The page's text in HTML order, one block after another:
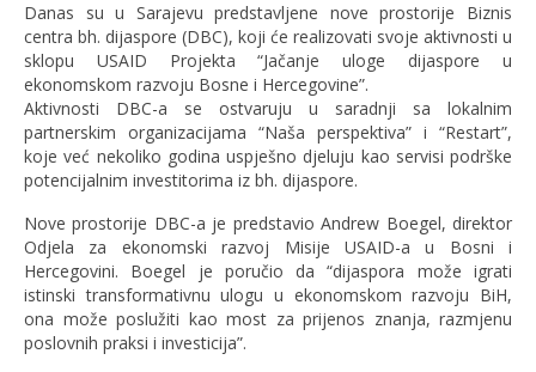
Danas su u Sarajevu predstavljene nove prostorije Biznis
centra bh. dijaspore (DBC), koji će realizovati svoje aktivnosti u
sklopu USAID Projekta “Jačanje uloge dijaspore u
ekonomskom razvoju Bosne i Hercegovine”.
Aktivnosti DBC-a se ostvaruju u saradnji sa lokalnim
partnerskim organizacijama “Naša perspektiva” i “Restart”,
koje već nekoliko godina uspješno djeluju kao servisi podrške
potencijalnim investitorima iz bh. dijaspore.
Nove prostorije DBC-a je predstavio Andrew Boegel, direktor
Odjela za ekonomski razvoj Misije USAID-a u Bosni i
Hercegovini. Boegel je poručio da “dijaspora može igrati
istinski transformativnu ulogu u ekonomskom razvoju BiH,
ona može poslužiti kao most za prijenos znanja, razmjenu
poslovnih praksi i investicija”.